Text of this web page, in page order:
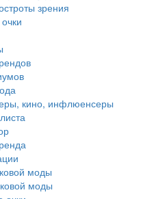
зрения
кино, инфлюенсеры
моды
моды